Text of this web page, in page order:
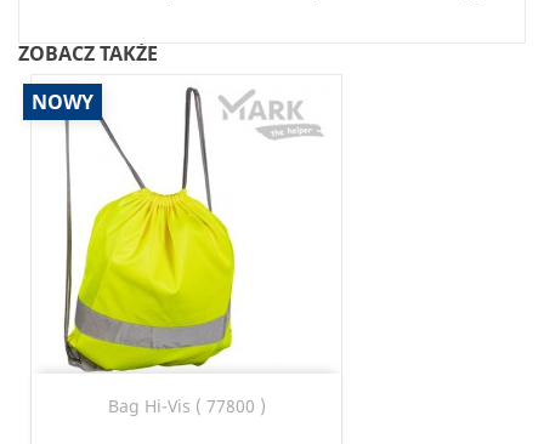
ZOBACZ TAKŻE
Bag Hi-Vis ( 77800 )
NOWY